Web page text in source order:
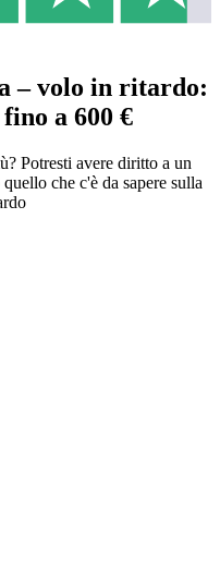
– volo in ritardo:
a 600 €
Potresti avere diritto a un
che c'è da sapere sulla